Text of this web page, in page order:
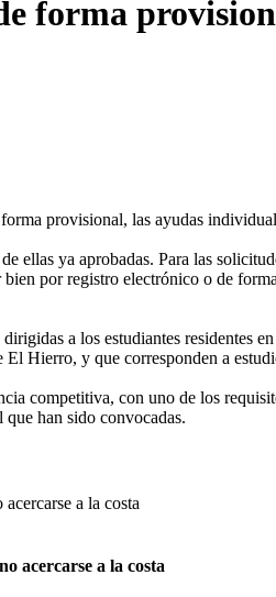
forma
provisional, las ayudas
ellas ya aprobadas. Para las
por registro electrónico o de
a los estudiantes
Hierro, y que corresponden a
competitiva, con uno de los
han sido convocadas.
acercarse a la costa